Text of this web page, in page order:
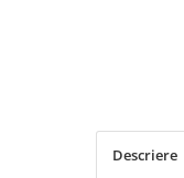
Second hand
Costume neopren
Descriere